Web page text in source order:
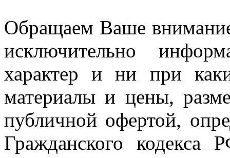
Обращаем Ваше
исключительно
характер и ни при
материалы и цены,
публичной офертой,
Гражданского